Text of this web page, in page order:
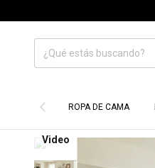
ROPA DE CAMA
Video